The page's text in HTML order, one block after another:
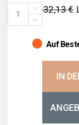
332,13 €
Auf
IN